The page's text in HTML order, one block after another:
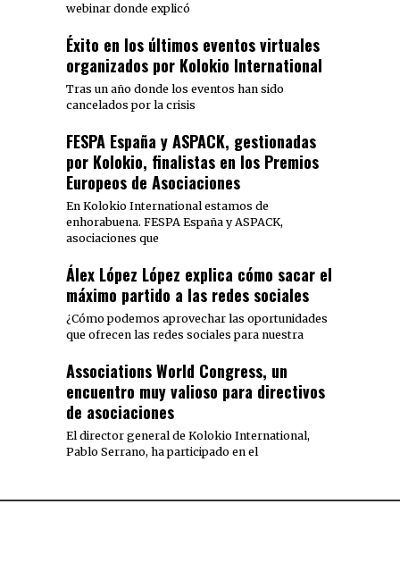
webinar donde explicó
Éxito en los últimos eventos virtuales
organizados por Kolokio International
Tras un año donde los eventos han sido
cancelados por la crisis
FESPA España y ASPACK, gestionadas
por Kolokio, finalistas en los Premios
Europeos de Asociaciones
En Kolokio International estamos de
enhorabuena. FESPA España y ASPACK,
asociaciones que
Álex López López explica cómo sacar el
máximo partido a las redes sociales
¿Cómo podemos aprovechar las oportunidades
que ofrecen las redes sociales para nuestra
Associations World Congress, un
encuentro muy valioso para directivos
de asociaciones
El director general de Kolokio International,
Pablo Serrano, ha participado en el